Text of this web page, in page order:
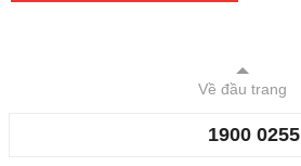
Về đầu trang
1900 0255